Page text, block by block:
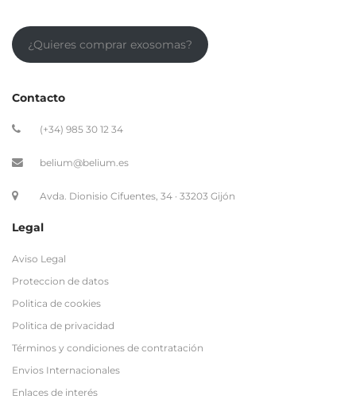
¿Quieres comprar exosomas?
Contacto
(+34) 985 30 12 34
belium@belium.es
Avda. Dionisio Cifuentes, 34 · 33203 Gijón
Legal
Aviso Legal
Proteccion de datos
Politica de cookies
Politica de privacidad
Términos y condiciones de contratación
Envios Internacionales
Enlaces de interés